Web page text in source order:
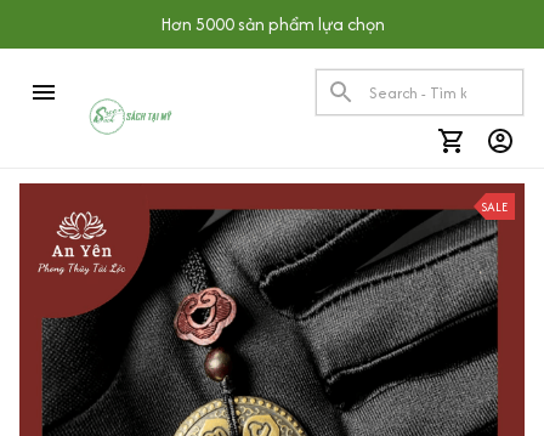
Hơn 5000 sản phẩm lựa chọn
SALE